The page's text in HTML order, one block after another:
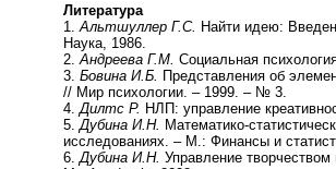
Литература
1. Альтшуллер Г.С. Найти идею:
Наука, 1986.
2. Андреева Г.М. Социальная
3. Бовина И.Б.
Представления об
// Мир психологии. – 1999. – № 3.
4. Дилтс Р. НЛП: управление
5. Дубина И.Н. Математико-
исследованиях. – М.: Финансы и
6. Дубина И.Н. Управление